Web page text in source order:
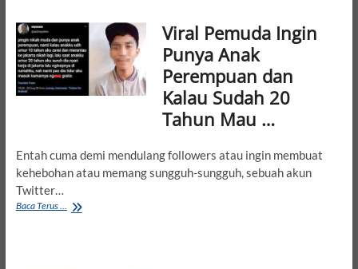
Viral Pemuda Ingin
Punya Anak
Perempuan dan
Kalau Sudah 20
Tahun Mau …
Entah cuma demi mendulang followers atau ingin membuat
kehebohan atau memang sungguh-sungguh, sebuah akun
Twitter…
Baca Terus ... Viral